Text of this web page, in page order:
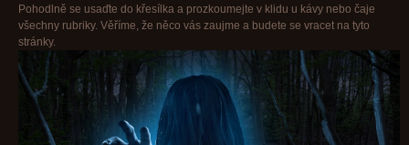
Pohodlně se usaďte do křesílka a prozkoumejte v klidu u kávy nebo čaje
všechny rubriky. Věříme, že něco vás zaujme a budete se vracet na tyto
stránky.